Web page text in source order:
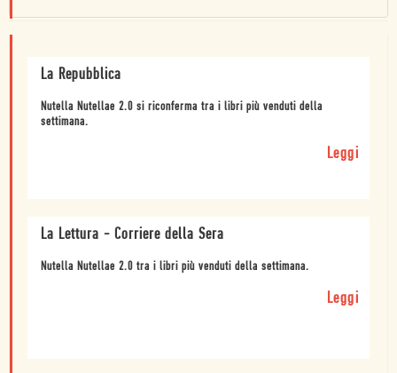
La Repubblica
Nutella Nutellae 2.0 si riconferma tra i libri più venduti della
settimana.
Leggi
La Lettura - Corriere della Sera
Nutella Nutellae 2.0 tra i libri più venduti della settimana.
Leggi